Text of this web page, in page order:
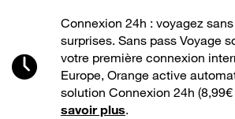
Connexion 24h : voyagez
surprises. Sans pass Voyage
votre première connexion
Europe, Orange active
solution Connexion 24h (8,99€
savoir plus.